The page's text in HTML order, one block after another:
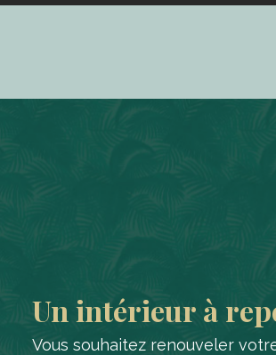
Un intérieur à
Vous souhaitez renouveler